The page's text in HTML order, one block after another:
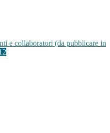
e collaboratori (da pubblicare in